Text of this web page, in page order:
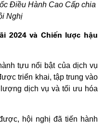
Điều Hành Cao Cấp chia
Nghị
2024 và Chiến lược hậu
tựu nổi bật của dịch vụ
triển khai, tập trung vào
dịch vụ và tối ưu hóa
hội nghị đã tiến hành